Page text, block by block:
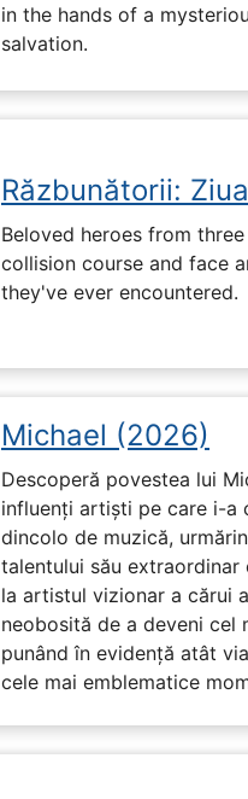
in the hands of a
salvation.
Răzbunătorii:
Beloved heroes from
collision course and face
they've ever encountered.
Michael (2026)
Descoperă povestea lui
influenți artiști pe care i-a
dincolo de muzică,
talentului său
la artistul vizionar a cărui
neobosită de a deveni cel
punând în evidență atât
cele mai emblematice